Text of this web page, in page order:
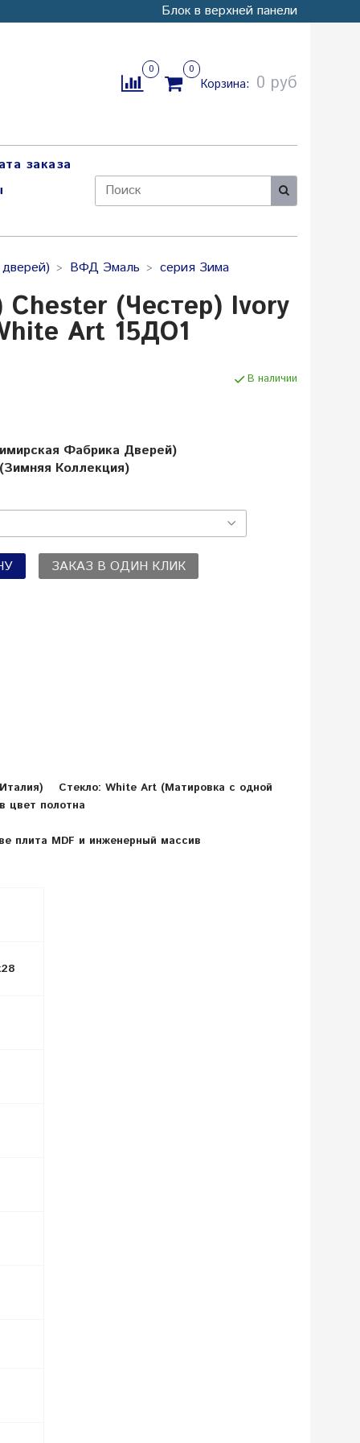
Блок в верхней панели
0 0
Корзина: 0 руб
заказа
ВФД Эмаль серия Зима
(Честер) Ivory
Art 15ДO1
В наличии
Фабрика Дверей)
Коллекция)
ЗАКАЗ В ОДИН КЛИК
Стекло: White Art (Матировка с одной
цвет полотна
плита MDF и инженерный массив